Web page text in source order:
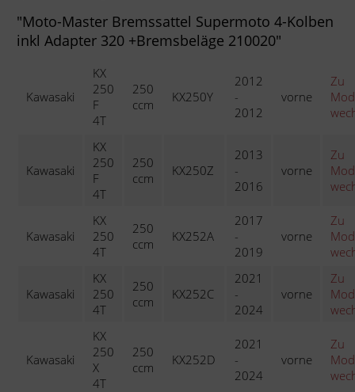
"Moto-Master Bremssattel Supermoto 4-Kolben
inkl Adapter 320 +Bremsbeläge 210020"
Kawasaki
KX
250
F
4T
250
ccm
KX250Y
2012
-
2012
vorne
Zu
Kawasaki
KX
250
F
4T
250
ccm
KX250Z
2013
-
2016
vorne
Zu
Kawasaki
KX
250
4T
250
ccm
KX252A
2017
-
2019
vorne
Zu
Kawasaki
KX
250
4T
250
ccm
KX252C
2021
-
2024
vorne
Zu
Kawasaki
KX
250
X
4T
250
ccm
KX252D
2021
-
2024
vorne
Zu